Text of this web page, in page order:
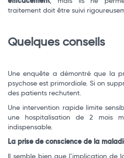
traitement doit être suivi
Quelques conseils
Une enquête a démontré que la
psychose est primordiale. Si on
des patients rechutent.
Une intervention rapide limite
une hospitalisation de 2 mois
indispensable.
La prise de conscience de la
Il semble bien que l’implication